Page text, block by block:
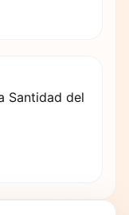
Santidad del